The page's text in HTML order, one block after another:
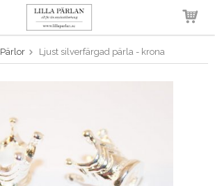
Produkten har blivit tillagd i
varukorgen
Pärlor Ljust silverfärgad pärla - krona